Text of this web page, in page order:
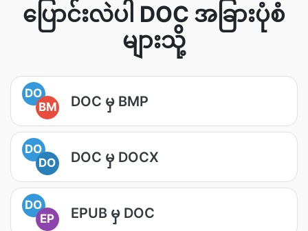
ပြောင်းလဲပါ DOC အခြားပုံစံ
များသို့
DO
BM
DOC မှ BMP
DO
DO
DOC မှ DOCX
DO
EP
EPUB မှ DOC